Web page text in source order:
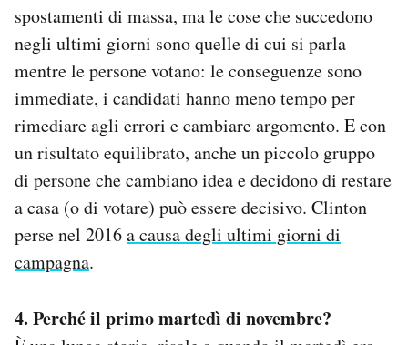
spostamenti di massa, ma le cose che succedono
negli ultimi giorni sono quelle di cui si parla
mentre le persone votano: le conseguenze sono
immediate, i candidati hanno meno tempo per
rimediare agli errori e cambiare argomento. E con
un risultato equilibrato, anche un piccolo gruppo
di persone che cambiano idea e decidono di restare
a casa (o di votare) può essere decisivo. Clinton
perse nel 2016a causa degli ultimi giorni di
campagna.
4. Perché il primo martedì di novembre?